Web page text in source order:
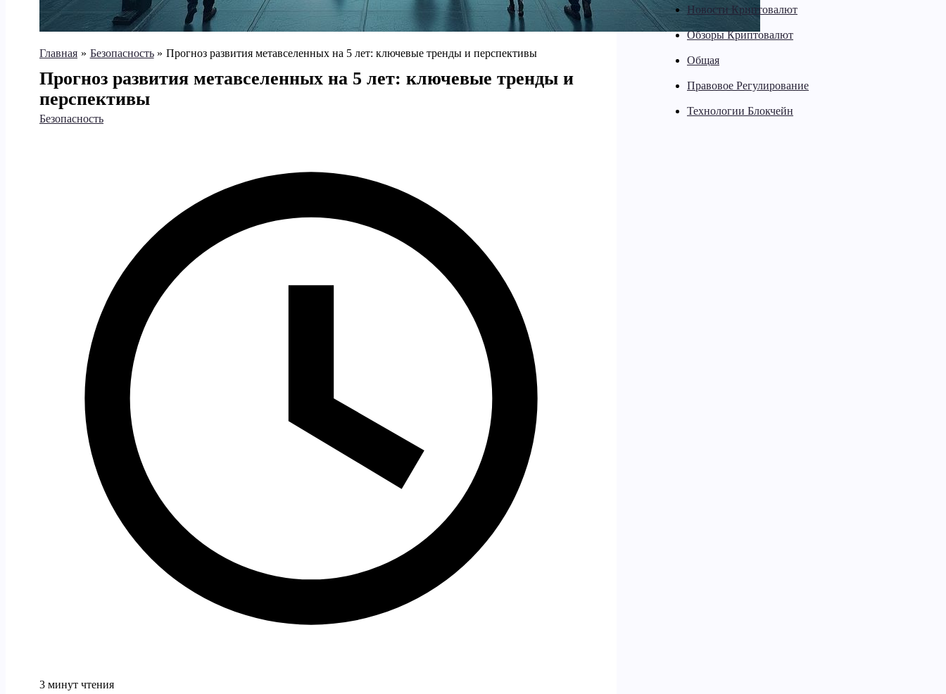
Главная Безопасность Прогноз развития метавселенных на 5 лет: ключевые тренды и перспективы
Прогноз развития метавселенных на 5 лет: ключевые тренды и
перспективы
Безопасность
3 минут чтения
Новости Криптовалют
Обзоры Криптовалют
Общая
Правовое Регулирование
Технологии Блокчейн